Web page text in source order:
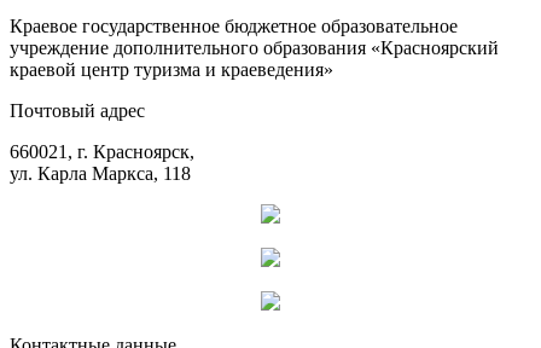
Краевое государственное бюджетное образовательное
учреждение дополнительного образования «Красноярский
краевой центр туризма и краеведения»
Почтовый адрес
660021, г. Красноярск,
ул. Карла Маркса, 118